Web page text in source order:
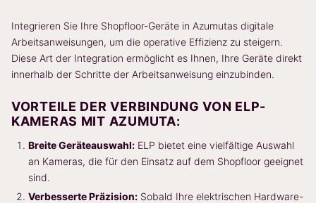
Integrieren Sie Ihre Shopfloor-Geräte in Azumutas digitale
Arbeitsanweisungen, um die operative Effizienz zu steigern.
Diese Art der Integration ermöglicht es Ihnen, Ihre Geräte direkt
innerhalb der Schritte der Arbeitsanweisung einzubinden.
VORTEILE DER VERBINDUNG VON ELP-
KAMERAS MIT AZUMUTA:
Breite Geräteauswahl: ELP bietet eine vielfältige Auswahl
an Kameras, die für den Einsatz auf dem Shopfloor geeignet
sind.
Verbesserte Präzision: Sobald Ihre elektrischen Hardware-